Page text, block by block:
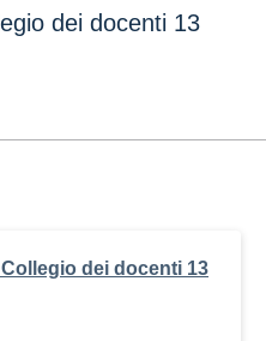
dei docenti 13
dei docenti 13